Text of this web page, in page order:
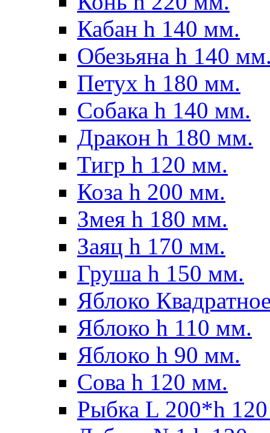
Кабан h 140 мм.
Обезьяна h 140
Петух h 180 мм.
Собака h 140 мм.
Дракон h 180 мм.
Тигр h 120 мм.
Коза h 200 мм.
Змея h 180 мм.
Заяц h 170 мм.
Груша h 150 мм.
Яблоко
Яблоко h 110 мм.
Яблоко h 90 мм.
Сова h 120 мм.
Рыбка L 200*h